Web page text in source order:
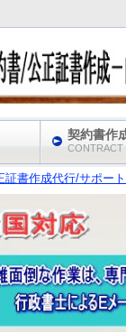
証書作成代行/サポー
契約書作
CONTRACT